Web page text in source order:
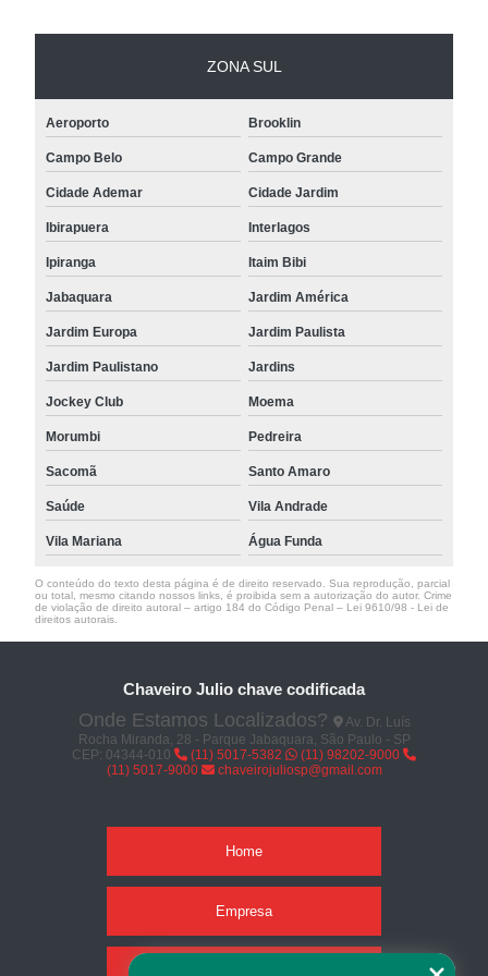
ZONA SUL
Aeroporto Brooklin
Campo Belo Campo Grande
Cidade Ademar Cidade Jardim
Ibirapuera Interlagos
Ipiranga Itaim Bibi
Jabaquara Jardim América
Jardim Europa Jardim Paulista
Jardim Paulistano Jardins
Jockey Club Moema
Morumbi Pedreira
Sacomã Santo Amaro
Saúde Vila Andrade
Vila Mariana Água Funda
O conteúdo do texto desta página é de direito reservado. Sua reprodução, parcial
ou total, mesmo citando nossos links, é proibida sem a autorização do autor. Crime
de violação de direito autoral – artigo 184 do Código Penal – Lei 9610/98 - Lei de
direitos autorais
Chaveiro Julio chave codificada
Onde Estamos Localizados?
Av. Dr. Luís
Rocha Miranda, 28 - Parque Jabaquara, São Paulo - SP
CEP: 04344-010
(11) 5017-5382
(11) 98202-9000
(11) 5017-9000
chaveirojuliosp@gmail.com
Home
Empresa